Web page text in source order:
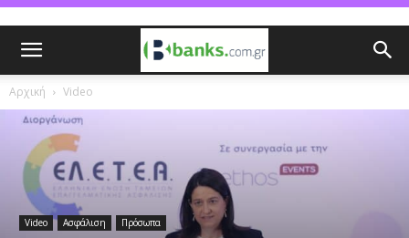
Αρχική Video
Video Ασφάλιση Πρόσωπα